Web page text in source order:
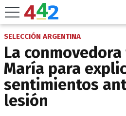
SELECCIÓN ARGENTINA
La
María para
sentimientos
lesión